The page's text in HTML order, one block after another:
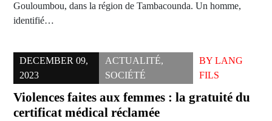
Gouloumbou, dans la région de Tambacounda. Un homme,
identifié…
DECEMBER 09,
2023
ACTUALITÉ,
SOCIÉTÉ
BY LANG
FILS
Violences faites aux femmes : la gratuité du
certificat médical réclamée